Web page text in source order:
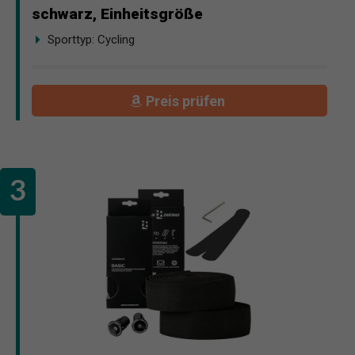
schwarz, Einheitsgröße
Sporttyp: Cycling
Preis prüfen